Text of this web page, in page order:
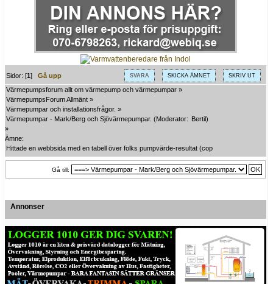
SVARA SKICKA ÄMNET SKRIV UT
Sidor: [1]Gå upp
Värmepumpsforum allt om värmepump och värmepumpar »
VärmepumpsForum Allmänt »
Värmepumpar och installationsfrågor. »
Värmepumpar - Mark/Berg och Sjövärmepumpar. (Moderator: Bertil)
»
Ämne:
Hittade en webbsida med en tabell över folks pumpvärde-resultat (cop osv)
Gå till:
Annonser